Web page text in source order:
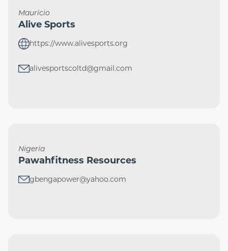
Mauricio
Alive Sports
https://www.alivesports.org
alivesportscoltd@gmail.com
Nigeria
Pawahfitness Resources
gbengapower@yahoo.com